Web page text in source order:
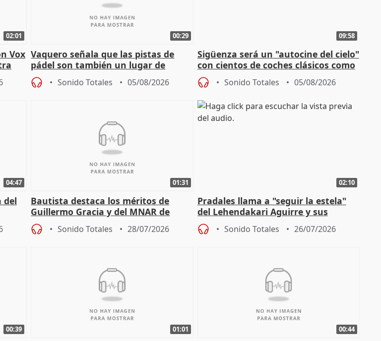
02:01
Vox
00:29
Vaquero señala que las pistas de
pádel son también un lugar de
encuentro y convivencia
Sonido Totales 05/08/2026
09:58
Sigüenza será un "autocine del cielo"
con cientos de coches clásicos como
espectadores
Sonido Totales 05/08/2026
04:47
del
01:31
Bautista destaca los méritos de
Guillermo Gracia y del MNAR de
Mérida
Sonido Totales 28/07/2026
02:10
Pradales llama a "seguir la estela"
del Lehendakari Aguirre y sus
valores
Sonido Totales 26/07/2026
00:39 01:01 00:44